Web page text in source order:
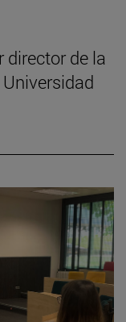
director de la